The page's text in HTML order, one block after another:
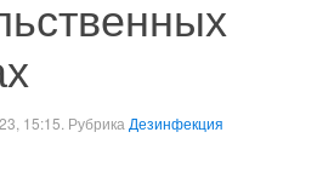
15:15. Рубрика Дезинфекция